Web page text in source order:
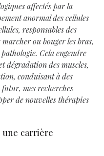
affectés par la
anormal des cellules
responsables des
ou bouger les bras,
Cela engendre
dégradation des muscles,
conduisant à des
mes recherches
de nouvelles thérapies
une carrière